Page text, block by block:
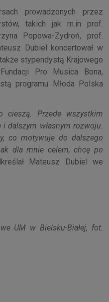
prowadzonych przez
takich jak m.in prof.
Popowa-Zydroń, prof.
Dubiel koncertował w
stypendystą Krajowego
Pro Musica Bona,
programu Młoda Polska
cieszą. Przede wszystkim
dalszym własnym rozwoju.
co motywuje do dalszego
dla mnie celem, chcę po
Mateusz Dubiel we
UM w Bielsku-Białej, fot.